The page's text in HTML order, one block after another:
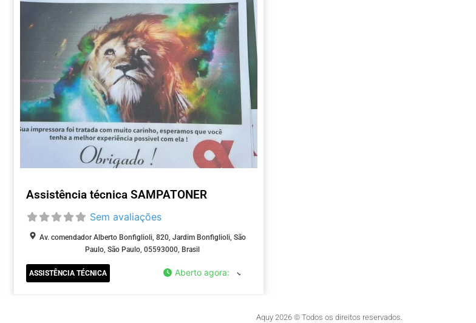
Assistência técnica SAMPATONER
Sem avaliações
Av. comendador Alberto Bonfiglioli, 820, Jardim Bonfiglioli, São
Paulo, São Paulo, 05593000, Brasil
ASSISTÊNCIA TÉCNICA Aberto agora:
Aquy 2026 © Todos os direitos reservados.